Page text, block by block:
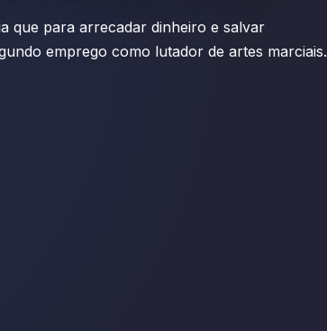
que para arrecadar dinheiro e salvar
emprego como lutador de artes marciais.